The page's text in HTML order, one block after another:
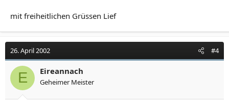
mit freiheitlichen Grüssen Lief
26. April 2002 #4
E Eireannach
Geheimer Meister